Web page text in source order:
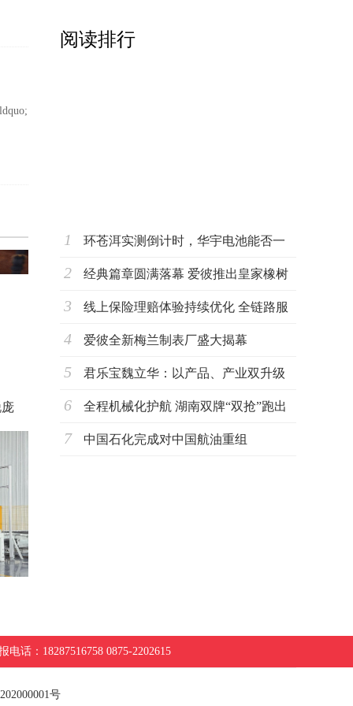
阅读排行
有下
1 环苍洱实测倒计时，华宇电池能否一
战到底？
2 经典篇章圆满落幕 爱彼推出皇家橡树
超薄万年
3 线上保险理赔体验持续优化 全链路服
务能力成
4 爱彼全新梅兰制表厂盛大揭幕
5 君乐宝魏立华：以产品、产业双升级
驱动奶业
6 全程机械化护航 湖南双牌“双抢”跑出
丰收加
7 中国石化完成对中国航油重组
电话：18287516758 0875-2202615
号